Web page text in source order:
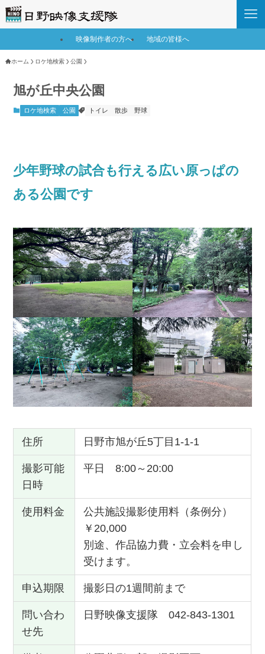
映像制作者の方へ 地域の皆様へ
ホーム ロケ地検索 公園
旭が丘中央公園
ロケ地検索 公園 トイレ 散歩 野球
少年野球の試合も行える広い原っぱの
ある公園です
住所 日野市旭が丘5丁目1-1-1
撮影可能
日時
平日 8:00～20:00
使用料金
公共施設撮影使用料（条例分）
￥20,000
別途、作品協力費・立会料を申し
受けます。
申込期限 撮影日の1週間前まで
問い合わ
せ先
日野映像支援隊 042-843-1301